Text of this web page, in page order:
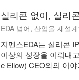
실리콘 없이, 실리
EDA 넘어, 산업을 재설
지멘스EDA는 실리콘
이상의 성장을 이뤄내
e Ellow) CEO와의 이